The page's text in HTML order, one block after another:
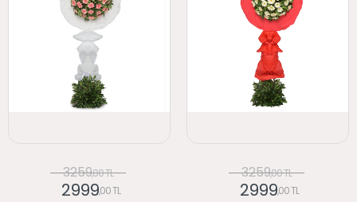
3259,00 TL
2999,00 TL
3259,00 TL
2999,00 TL